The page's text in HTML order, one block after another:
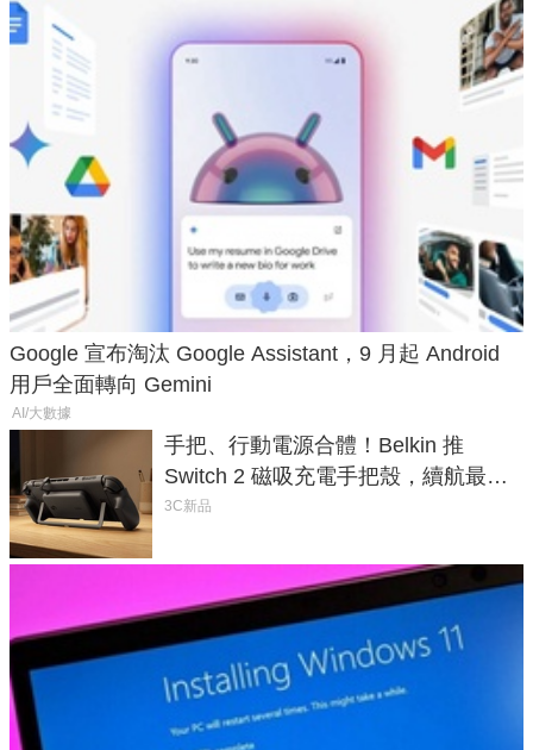
Google 宣布淘汰 Google Assistant，9 月起 Android
用戶全面轉向 Gemini
AI/大數據
手把、行動電源合體！Belkin 推
Switch 2 磁吸充電手把殼，續航最高
延長 1.5 倍
3C新品